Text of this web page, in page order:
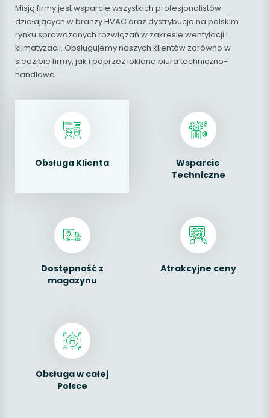
Misją firmy jest wsparcie wszystkich profesjonalistów
działających w branży HVAC oraz dystrybucja na polskim
rynku sprawdzonych rozwiązań w zakresie wentylacji i
klimatyzacji. Obsługujemy naszych klientów zarówno w
siedzibie firmy, jak i poprzez loklane biura techniczno-
handlowe.
Obsługa Klienta
Wsparcie
Techniczne
Dostępność z
magazynu
Atrakcyjne ceny
Obsługa w całej
Polsce